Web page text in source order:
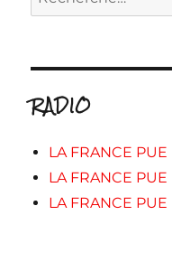
pour :
RADIO
LA FRANCE
LA FRANCE
LA FRANCE